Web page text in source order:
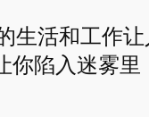
活和工作让
你陷入迷雾